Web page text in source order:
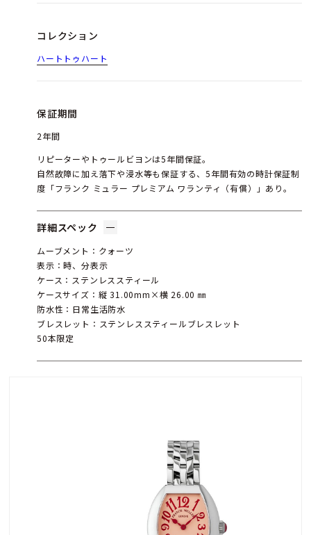
コレクション
ハートトゥハート
保証期間
2年間
リピーターやトゥールビヨンは5年間保証。
自然故障に加え落下や浸水等も保証する、5年間有効の時計保証制
度「フランク ミュラー プレミアム ワランティ（有償）」あり。
詳細スペック
ムーブメント：クォーツ
表示：時、分表示
ケース：ステンレススティール
ケースサイズ：縦 31.00mm×横 26.00 ㎜
防水性：日常生活防水
ブレスレット：ステンレススティールブレスレット
50本限定